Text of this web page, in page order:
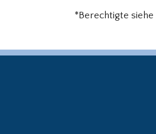
*Berechtigte siehe